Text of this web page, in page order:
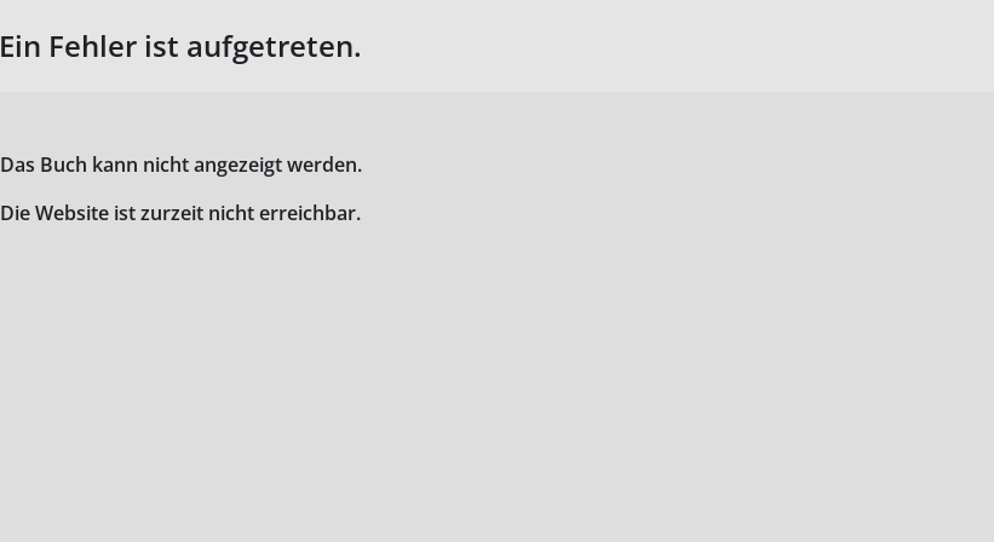
Ein Fehler ist aufgetreten.
Das Buch kann nicht angezeigt werden.
Die Website ist zurzeit nicht erreichbar.